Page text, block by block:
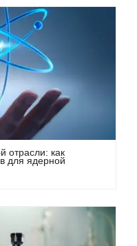
отрасли: как
для ядерной